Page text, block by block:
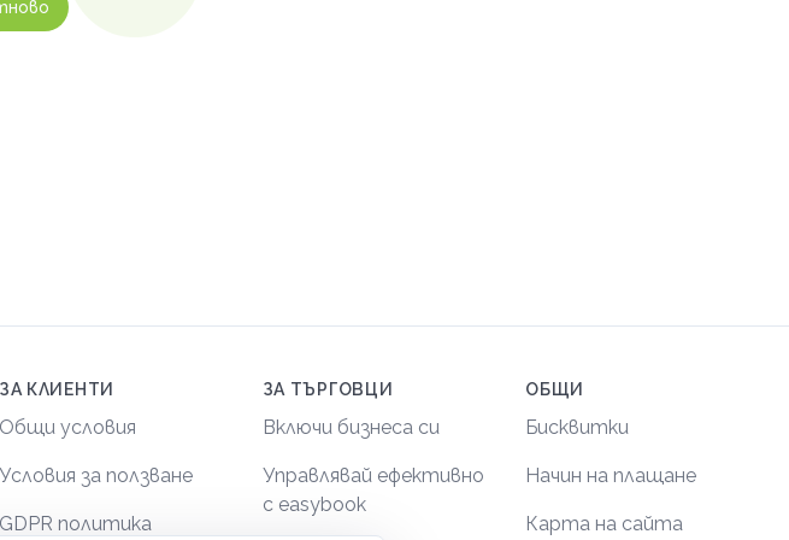
ЗА КЛИЕНТИ
Общи условия
Условия за ползване
GDPR политика
ЗА ТЪРГОВЦИ
Включи бизнеса си
Управлявай ефективно
с easybook
ОБЩИ
Бисквитки
Начин на плащане
Карта на сайта